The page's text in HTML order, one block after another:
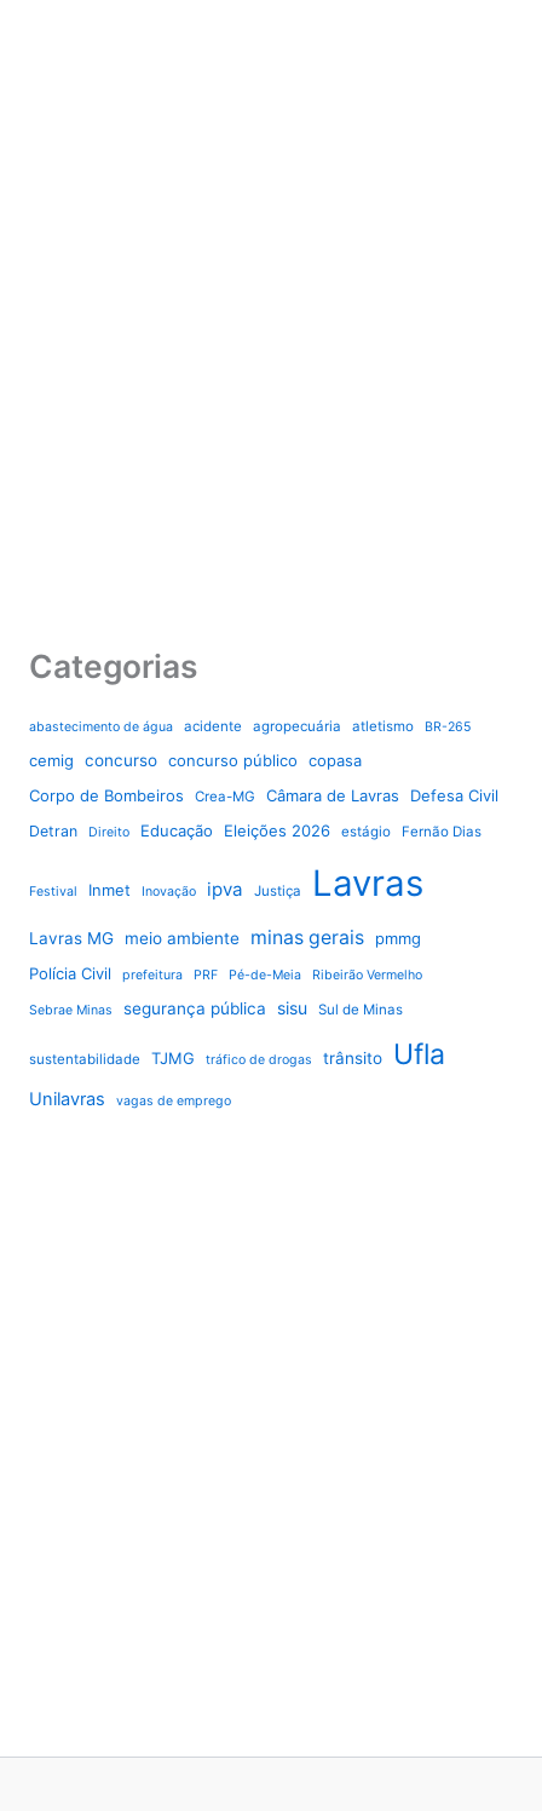
Categorias
abastecimento de água acidente agropecuária atletismo BR-265
cemig concurso concurso público
copasa
Corpo de Bombeiros
Crea-MG Câmara de Lavras Defesa Civil
Detran Direito Educação Eleições 2026 estágio Fernão Dias
Festival Inmet Inovação ipva Justiça Lavras
Lavras MG meio ambiente minas gerais
pmmg
Polícia Civil
prefeitura PRF Pé-de-Meia Ribeirão Vermelho
Sebrae Minas segurança pública sisu Sul de Minas
sustentabilidade TJMG tráfico de drogas trânsito Ufla
Unilavras vagas de emprego